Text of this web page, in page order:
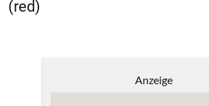
(red)
Anzeige